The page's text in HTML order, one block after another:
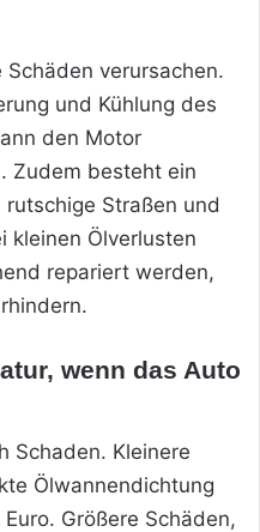
verursachen.
und Kühlung des
den Motor
Zudem besteht ein
Straßen und
kleinen Ölverlusten
repariert werden,
wenn das Auto
Schaden. Kleinere
Ölwannendichtung
Größere Schäden,